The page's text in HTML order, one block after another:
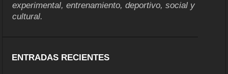
experimental, entrenamiento, deportivo, social y
cultural.
ENTRADAS RECIENTES